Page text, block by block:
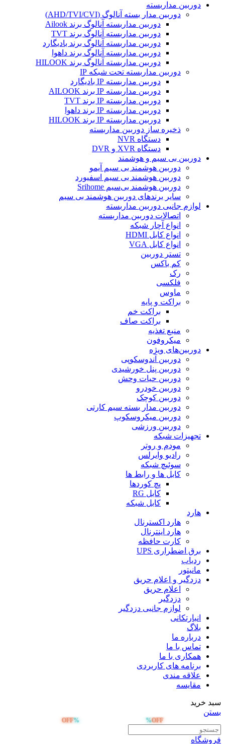
دوربین مداربسته
دوربین مدار بسته آنالوگ (AHD/TVI/CVI)
دوربین مداربسته آنالوگ برند Ailook
دوربین مداربسته آنالوگ برند TVT
دوربین مداربسته آنالوگ برند بادیگارد
دوربین مداربسته آنالوگ برند داهوا
دوربین مداربسته آنالوگ برند HILOOK
دوربین مداربسته تحت شبکه IP
دوربین مداربسته IP بادیگارد
دوربین مداربسته IP برند AILOOK
دوربین مداربسته IP برند TVT
دوربین مداربسته IP برند داهوا
دوربین مداربسته IP برند HILOOK
ذخیره ساز دوربین مداربسته
دستگاه NVR
دستگاه XVR و DVR
دوربین بی سیم و هوشمند
دوربین هوشمند بی سیم آیمو
دوربین هوشمند بی سیم اسفیورد
دوربین هوشمند بی‌سیم Srihome
سایر برندهای دوربین هوشمند بی سیم
لوازم جانبی دوربین مداربسته
اتصالات دوربین مداربسته
انواع آچار شبکه
انواع کابل HDMI
انواع کابل VGA
تستر دوربین
کم باکس
رک
فلکسی
ماوس
براکت و پایه
براکت خم
براکت صاف
منبع تغذیه
میکروفون
دوربین‌های ویژه
دوربین آندوسکوپی
دوربین پنل خورشیدی
دوربین حیات وحش
دوربین خودرو
دوربین کوچک
دوربین مدار بسته سیم کارتی
دوربین میکروسکوپ
دوربین ورزشی
تجهیزات شبکه
مودم و روتر
رادیو وایرلس
سوئیچ شبکه
کابل ها و رابط ها
پچ کوردها
کابل RG
کابل شبکه
هارد
هارد اکسترنال
هارد اینترنال
کارت حافظه
برق اضطراری UPS
ردیاب
مانیتور
دزدگیر و اعلام حریق
اعلام حریق
دزدگیر
لوازم جانبی دزدگیر
انبارتکانی
بلاگ
درباره ما
تماس با ما
همکاری با ما
برنامه های کاربردی
علاقه مندی
مقایسه
سبد خرید
بستن
OFF
%
%
OFF
فروشگاه